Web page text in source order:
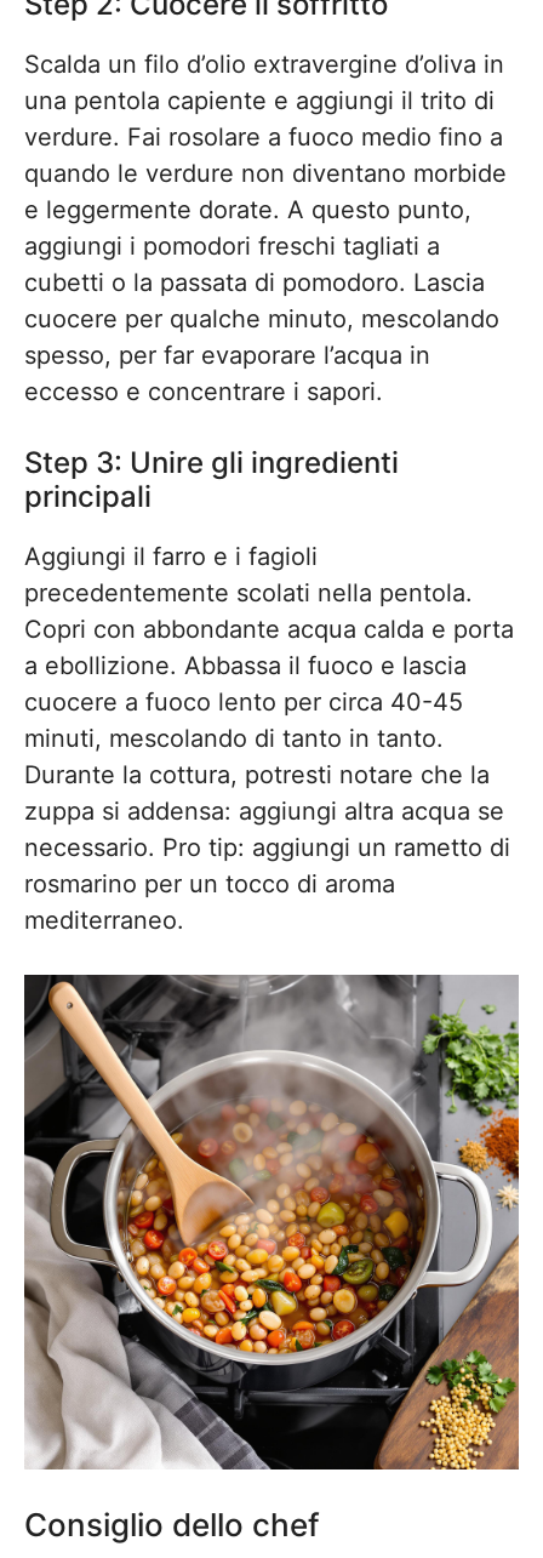
Scalda un filo d’olio extravergine d’oliva in
una pentola capiente e aggiungi il trito di
verdure. Fai rosolare a fuoco medio fino a
quando le verdure non diventano morbide
e leggermente dorate. A questo punto,
aggiungi i pomodori freschi tagliati a
cubetti o la passata di pomodoro. Lascia
cuocere per qualche minuto, mescolando
spesso, per far evaporare l’acqua in
eccesso e concentrare i sapori.
Step 3: Unire gli ingredienti
principali
Aggiungi il farro e i fagioli
precedentemente scolati nella pentola.
Copri con abbondante acqua calda e porta
a ebollizione. Abbassa il fuoco e lascia
cuocere a fuoco lento per circa 40-45
minuti, mescolando di tanto in tanto.
Durante la cottura, potresti notare che la
zuppa si addensa: aggiungi altra acqua se
necessario. Pro tip: aggiungi un rametto di
rosmarino per un tocco di aroma
mediterraneo.
Consiglio dello chef